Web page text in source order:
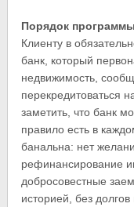
Порядок программы
Клиенту в
банк, который
недвижимость,
перекредитоваться
заметить, что банк
правило есть в
банальна: нет
рефинансирование
добросовестные
историей, без